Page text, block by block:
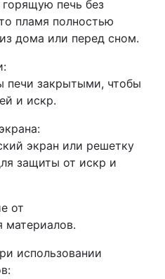
горящую печь без
пламя полностью
дома или перед сном.
печи закрытыми, чтобы
и искр.
экран или решетку
защиты от искр и
от
материалов.
использовании